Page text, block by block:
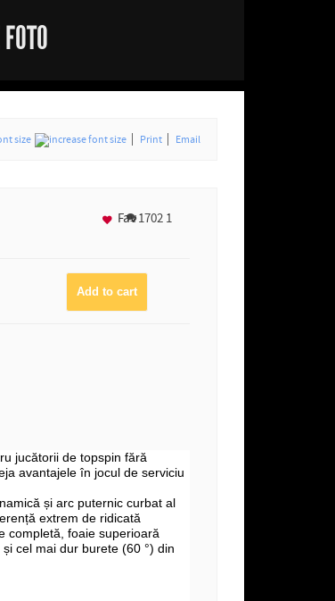
Print Email
17021
Fav
jucătorii de topspin fără
avantajele în jocul de serviciu
și arc puternic curbat al
extrem de ridicată
completă, foaie superioară
cel mai dur burete (60 °) din